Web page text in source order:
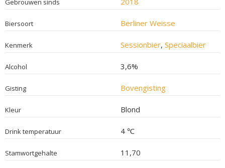
Biersoort Berliner Weisse
Kenmerk Sessionbier, Speciaalbier
Alcohol 3,6%
Gisting Bovengisting
Kleur Blond
Drink temperatuur 4 ℃
Stamwortgehalte 11,70